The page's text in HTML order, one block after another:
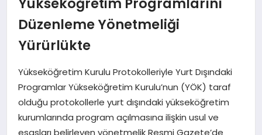
SAĞLIK
MAGAZIN
EĞITIM
Düzenleme Yönetmeliği
Yürürlükte
Yükseköğretim Kurulu Protokolleriyle Yurt Dışındaki
Programlar Yükseköğretim Kurulu’nun (YÖK) taraf
olduğu protokollerle yurt dışındaki yükseköğretim
kurumlarında program açılmasına ilişkin usul ve
esasları belirleyen yönetmelik Resmi Gazete’de